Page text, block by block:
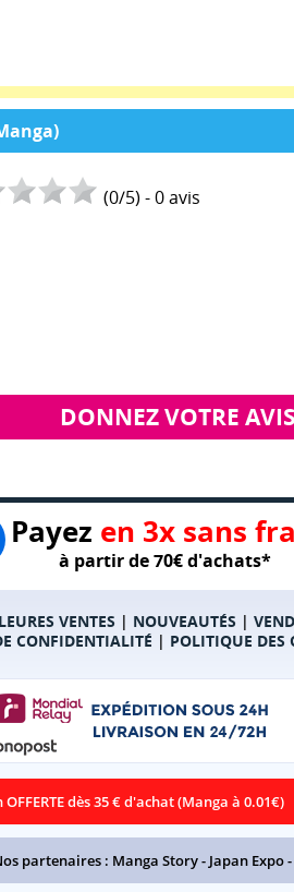
(0/5) -0avis
DONNEZ VOTRE AVIS
Payez en 3x sans
à partir de 70€ d'achats*
VENTES | NOUVEAUTÉS |
CONFIDENTIALITÉ | POLITIQUE DES
dès 35 € d'achat (Manga à 0.01€)
partenaires : Manga Story- Japan Expo-